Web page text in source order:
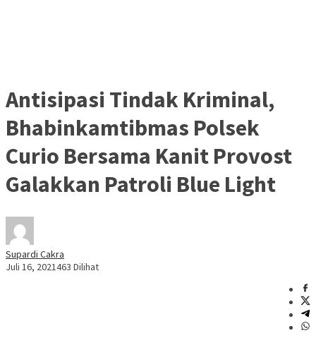
Antisipasi Tindak Kriminal,
Bhabinkamtibmas Polsek
Curio Bersama Kanit Provost
Galakkan Patroli Blue Light
Supardi Cakra
Juli 16, 2021463 Dilihat